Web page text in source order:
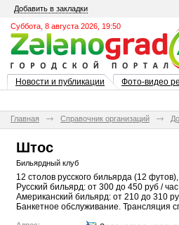
Добавить в закладки
Суббота, 8 августа 2026, 19:50
Новости и публикации Фото-видео
Главная Справочник организаций
Штос
Бильярдный клуб
12 столов русского бильярда (12
Русский бильярд: от 300 до 450 руб / час
Американский бильярд: от 210 до 310
Банкетное обслуживание. Трансляция